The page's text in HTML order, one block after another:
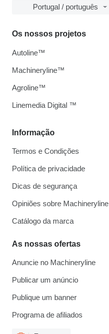
Portugal / português
Informação
Termos e Condições
Política de privacidade
Dicas de segurança
Opiniões sobre Machineryline
Catálogo da marca
As nossas ofertas
Anuncie no Machineryline
Publicar um anúncio
Publique um banner
Programa de afiliados
Os nossos projetos
Autoline™
Machineryline™
Agroline™
Linemedia Digital ™